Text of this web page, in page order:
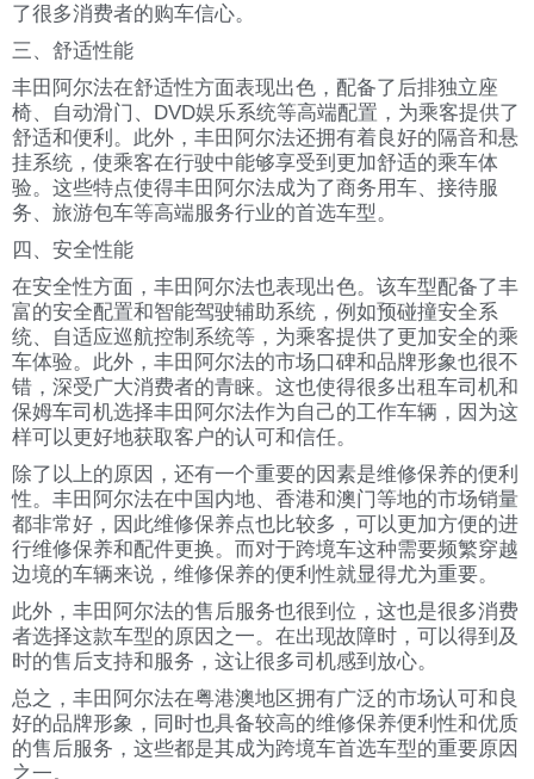
了很多消费者的购车信心。
三、舒适性能
丰田阿尔法在舒适性方面表现出色，配备了后排独立座
椅、自动滑门、DVD娱乐系统等高端配置，为乘客提供了
舒适和便利。此外，丰田阿尔法还拥有着良好的隔音和悬
挂系统，使乘客在行驶中能够享受到更加舒适的乘车体
验。这些特点使得丰田阿尔法成为了商务用车、接待服
务、旅游包车等高端服务行业的首选车型。
四、安全性能
在安全性方面，丰田阿尔法也表现出色。该车型配备了丰
富的安全配置和智能驾驶辅助系统，例如预碰撞安全系
统、自适应巡航控制系统等，为乘客提供了更加安全的乘
车体验。此外，丰田阿尔法的市场口碑和品牌形象也很不
错，深受广大消费者的青睐。这也使得很多出租车司机和
保姆车司机选择丰田阿尔法作为自己的工作车辆，因为这
样可以更好地获取客户的认可和信任。
除了以上的原因，还有一个重要的因素是维修保养的便利
性。丰田阿尔法在中国内地、香港和澳门等地的市场销量
都非常好，因此维修保养点也比较多，可以更加方便的进
行维修保养和配件更换。而对于跨境车这种需要频繁穿越
边境的车辆来说，维修保养的便利性就显得尤为重要。
此外，丰田阿尔法的售后服务也很到位，这也是很多消费
者选择这款车型的原因之一。在出现故障时，可以得到及
时的售后支持和服务，这让很多司机感到放心。
总之，丰田阿尔法在粤港澳地区拥有广泛的市场认可和良
好的品牌形象，同时也具备较高的维修保养便利性和优质
的售后服务，这些都是其成为跨境车首选车型的重要原因
之一。